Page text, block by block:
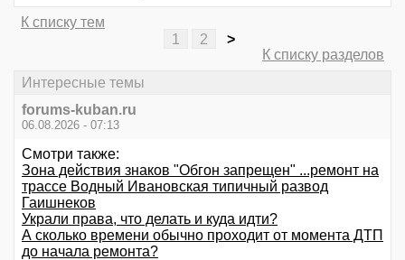
К списку тем
1
2
>
К списку разделов
Интересные темы
forums-kuban.ru
06.08.2026 - 07:13
Смотри также:
Зона действия знаков "Обгон запрещен" ...ремонт на
трассе Водный Ивановская типичный развод
Гаишнеков
Украли права, что делать и куда идти?
А сколько времени обычно проходит от момента ДТП
до начала ремонта?